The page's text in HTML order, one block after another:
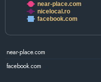
near-place.com
nicelocal.ro
facebook.com
near-place.com
facebook.com